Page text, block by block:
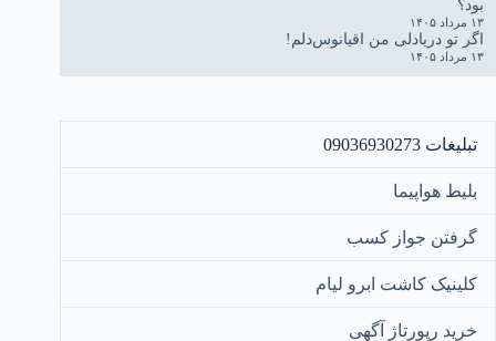
بود؟
۱۳ مرداد ۱۴۰۵
اگر تو دریادلی من اقیانوس‌دلم!
۱۳ مرداد ۱۴۰۵
تبلیغات 09036930273
بلیط هواپیما
گرفتن جواز کسب
کلینیک کاشت ابرو لیام
خرید رپورتاژ آگهی